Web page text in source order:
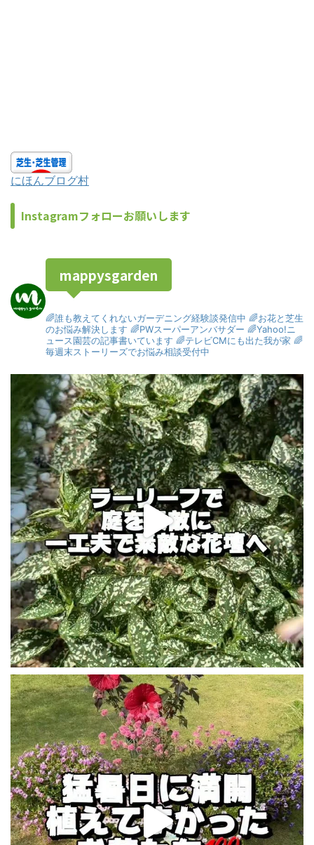
にほんブログ村
Instagramフォローお願いします
mappysgarden
🌈誰も教えてくれないガーデニング経験談発信中 🌈お花と芝生
のお悩み解決します 🌈PWスーパーアンバサダー 🌈Yahoo!ニ
ュース園芸の記事書いています 🌈テレビCMにも出た我が家 🌈
毎週末ストーリーズでお悩み相談受付中